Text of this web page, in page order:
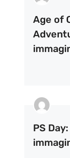
Age of
PS